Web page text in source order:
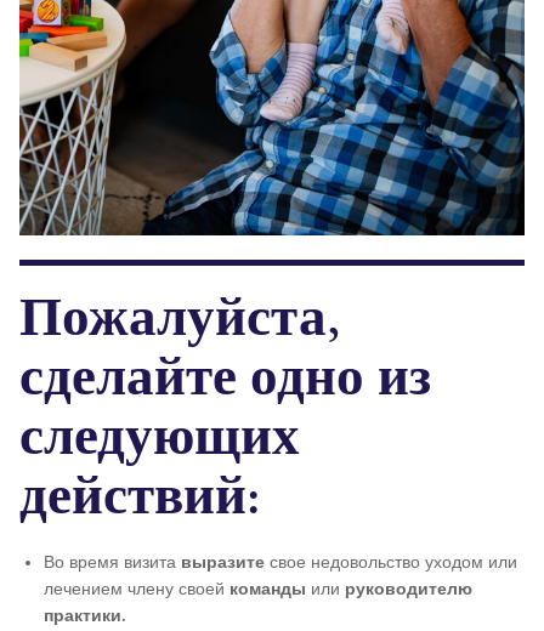
Пожалуйста,
сделайте одно из
следующих
действий:
Во время визита выразите свое недовольство уходом или
лечением члену своей команды или руководителю
практики.